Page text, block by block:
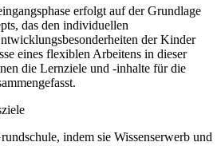
erfolgt auf der Grundlage
das den individuellen
der Kinder
eines flexiblen Arbeitens in dieser
die Lernziele und -inhalte für die
indem sie Wissenserwerb und